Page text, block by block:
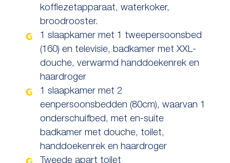
koffiezetapparaat, waterkoker,
broodrooster.
1 slaapkamer met 1 tweepersoonsbed
(160) en televisie, badkamer met XXL-
douche, verwarmd handdoekenrek en
haardroger
1 slaapkamer met 2
eenpersoonsbedden (80cm), waarvan 1
onderschuifbed, met en-suite
badkamer met douche, toilet,
handdoekenrek en haardroger
Tweede apart toilet